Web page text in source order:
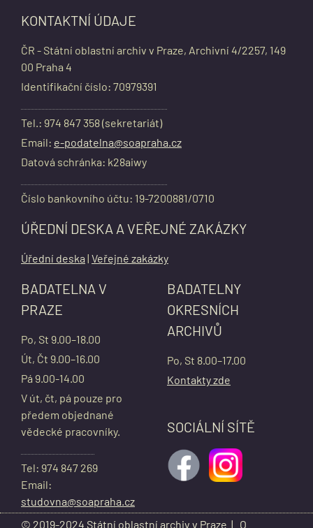
KONTAKTNÍ ÚDAJE
ČR - Státní oblastní archiv v Praze, Archivní 4/2257, 149
00 Praha 4
Identifikační číslo: 70979391
Tel.: 974 847 358 (sekretariát)
Email: e-podatelna@soapraha.cz
Datová schránka: k28aiwy
Číslo bankovního účtu: 19-7200881/0710
ÚŘEDNÍ DESKA A VEŘEJNÉ ZAKÁZKY
Úřední deska | Veřejné zakázky
BADATELNA V
PRAZE
Po, St 9.00–18.00
Út, Čt 9.00–16.00
Pá 9.00-14.00
V út, čt, pá pouze pro
předem objednané
vědecké pracovníky.
Tel: 974 847 269
Email:
studovna@soapraha.cz
BADATELNY
OKRESNÍCH
ARCHIVŮ
Po, St 8.00–17.00
Kontakty zde
SOCIÁLNÍ SÍTĚ
© 2019-2024 Státní oblastní archiv v Praze | O